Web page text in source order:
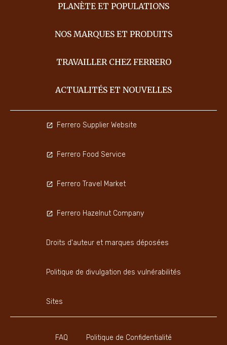
PLANÈTE ET POPULATIONS
NOS MARQUES ET PRODUITS
TRAVAILLER CHEZ FERRERO
ACTUALITÉS ET NOUVELLES
FAQ Politique de Confidentialité
Ferrero Supplier Website
Ferrero Food Service
Ferrero Travel Market
Ferrero Hazelnut Company
Droits d'auteur et marques déposées
Politique de divulgation des vulnérabilités
Sites